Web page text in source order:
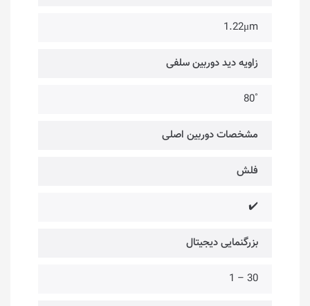
1.22μm
زاویه دید دوربین سلفی
˚80
مشخصات دوربین اصلی
فلش
✔️
بزرگنمایی دیجیتال
30 – 1